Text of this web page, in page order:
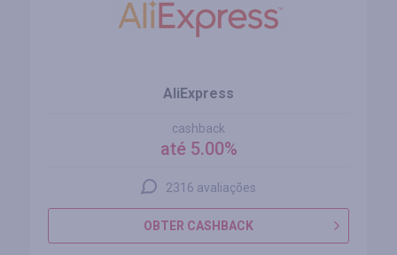
AliExpress
cashback
até 5.00%
2316 avaliações
OBTER CASHBACK